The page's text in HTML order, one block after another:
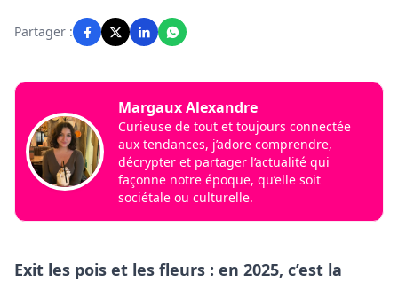
Partager :
Margaux Alexandre
Curieuse de tout et toujours connectée
aux tendances, j’adore comprendre,
décrypter et partager l’actualité qui
façonne notre époque, qu’elle soit
sociétale ou culturelle.
Exit les pois et les fleurs : en 2025, c’est la